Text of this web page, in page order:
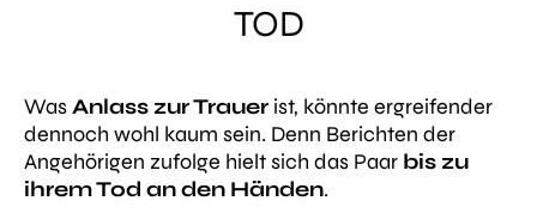
TOD
WasAnlass zur Trauer ist, könnte ergreifender
dennoch wohl kaum sein. Denn Berichten der
Angehörigen zufolge hielt sich das Paar bis zu
ihrem Tod an den Händen.